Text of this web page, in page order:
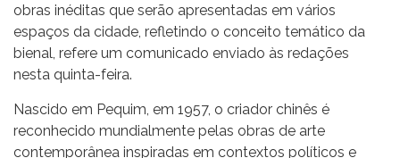
obras inéditas que serão apresentadas em vários
espaços da cidade, refletindo o conceito temático da
bienal, refere um comunicado enviado às redações
nesta quinta-feira.
Nascido em Pequim, em 1957, o criador chinês é
reconhecido mundialmente pelas obras de arte
contemporânea inspiradas em contextos políticos e